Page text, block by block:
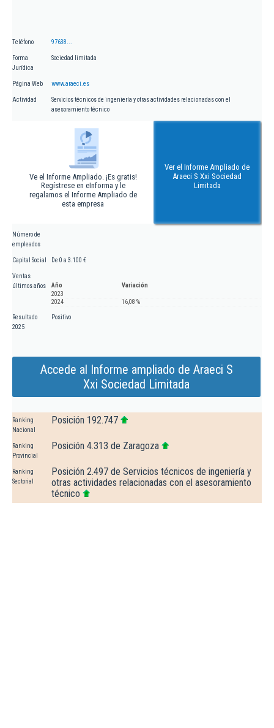
Teléfono 97638...
Forma
Jurídica
Sociedad limitada
Página Web www.araeci.es
Actividad
Servicios técnicos de ingeniería y otras actividades relacionadas con el
asesoramiento técnico
Ve el Informe Ampliado. ¡Es gratis!
Regístrese en eInforma y le
regalamos el Informe Ampliado de
esta empresa
Ver el Informe Ampliado de
Araeci S Xxi Sociedad
Limitada
Número de
empleados
Capital Social De 0 a 3.100 €
Ventas
últimos años
Año
Variación
2023
2024
16,08 %
Resultado
2025
Positivo
Accede al Informe ampliado de Araeci S
Xxi Sociedad Limitada
Ranking
Nacional
Posición 192.747
Ranking
Provincial
Posición 4.313 de Zaragoza
Ranking
Sectorial
Posición 2.497 de Servicios técnicos de ingeniería y
otras actividades relacionadas con el asesoramiento
técnico